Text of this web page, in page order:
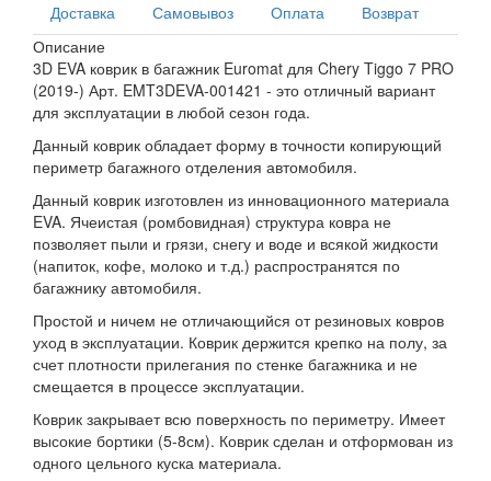
Доставка Самовывоз Оплата
Возврат
Описание
3D EVA коврик в багажник Euromat для Chery Tiggo 7 PRO
(2019-) Арт. EMT3DEVA-001421 - это отличный вариант
для эксплуатации в любой сезон года.
Данный коврик обладает форму в точности копирующий
периметр багажного отделения автомобиля.
Данный коврик изготовлен из инновационного материала
EVA. Ячеистая (ромбовидная) структура ковра не
позволяет пыли и грязи, снегу и воде и всякой жидкости
(напиток, кофе, молоко и т.д.) распространятся по
багажнику автомобиля.
Простой и ничем не отличающийся от резиновых ковров
уход в эксплуатации. Коврик держится крепко на полу, за
счет плотности прилегания по стенке багажника и не
смещается в процессе эксплуатации.
Коврик закрывает всю поверхность по периметру. Имеет
высокие бортики (5-8см). Коврик сделан и отформован из
одного цельного куска материала.